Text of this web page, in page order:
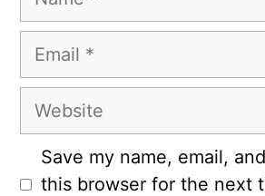
Email
Website
Save my name, email,
this browser for the next